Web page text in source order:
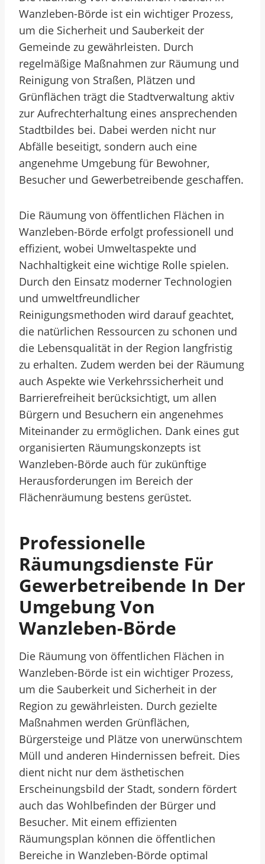
Wanzleben-Börde ist ein wichtiger Prozess,
um die Sicherheit und Sauberkeit der
Gemeinde zu gewährleisten. Durch
regelmäßige Maßnahmen zur Räumung und
Reinigung von Straßen, Plätzen und
Grünflächen trägt die Stadtverwaltung aktiv
zur Aufrechterhaltung eines ansprechenden
Stadtbildes bei. Dabei werden nicht nur
Abfälle beseitigt, sondern auch eine
angenehme Umgebung für Bewohner,
Besucher und Gewerbetreibende geschaffen.
Die Räumung von öffentlichen Flächen in
Wanzleben-Börde erfolgt professionell und
effizient, wobei Umweltaspekte und
Nachhaltigkeit eine wichtige Rolle spielen.
Durch den Einsatz moderner Technologien
und umweltfreundlicher
Reinigungsmethoden wird darauf geachtet,
die natürlichen Ressourcen zu schonen und
die Lebensqualität in der Region langfristig
zu erhalten. Zudem werden bei der Räumung
auch Aspekte wie Verkehrssicherheit und
Barrierefreiheit berücksichtigt, um allen
Bürgern und Besuchern ein angenehmes
Miteinander zu ermöglichen. Dank eines gut
organisierten Räumungskonzepts ist
Wanzleben-Börde auch für zukünftige
Herausforderungen im Bereich der
Flächenräumung bestens gerüstet.
Professionelle
Räumungsdienste Für
Gewerbetreibende In Der
Umgebung Von
Wanzleben-Börde
Die Räumung von öffentlichen Flächen in
Wanzleben-Börde ist ein wichtiger Prozess,
um die Sauberkeit und Sicherheit in der
Region zu gewährleisten. Durch gezielte
Maßnahmen werden Grünflächen,
Bürgersteige und Plätze von unerwünschtem
Müll und anderen Hindernissen befreit. Dies
dient nicht nur dem ästhetischen
Erscheinungsbild der Stadt, sondern fördert
auch das Wohlbefinden der Bürger und
Besucher. Mit einem effizienten
Räumungsplan können die öffentlichen
Bereiche in Wanzleben-Börde optimal